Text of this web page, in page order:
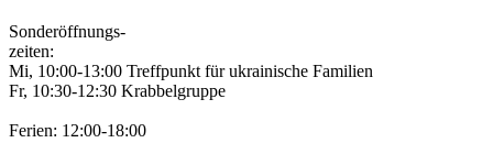
Sonderöffnungs-
zeiten:
Mi, 10:00-13:00 Treffpunkt für ukrainische Familien
Fr, 10:30-12:30 Krabbelgruppe
Ferien: 12:00-18:00